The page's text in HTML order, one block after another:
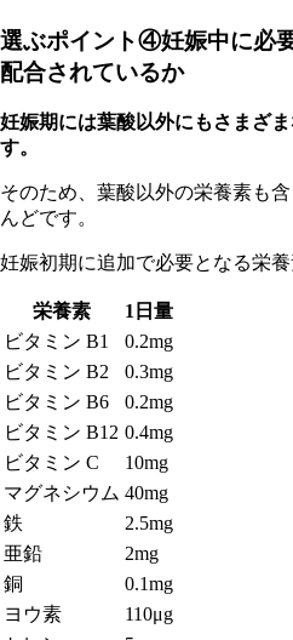
選ぶポイント④妊娠中に必
配合されているか
妊娠期には葉酸以外にもさまざ
す。
そのため、葉酸以外の栄養素も
んどです。
妊娠初期に追加で必要となる栄養
栄養素
1日量
ビタミン B1
0.2mg
ビタミン B2
0.3mg
ビタミン B6
0.2mg
ビタミン B12 0.4mg
ビタミン C
10mg
マグネシウム 40mg
鉄
2.5mg
亜鉛
2mg
銅
0.1mg
ヨウ素
110μg